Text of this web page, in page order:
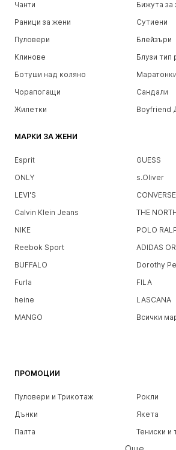
Чанти
Бижута за
Раници за жени
Сутиени
Пуловери
Блейзъри
Клинове
Блузи тип
Ботуши над коляно
Чорапогащи
Сандали
Жилетки
Boyfriend
МАРКИ ЗА ЖЕНИ
Esprit
GUESS
ONLY
s.Oliver
LEVI'S
CONVERSE
Calvin Klein Jeans
THE
NIKE
POLO
Reebok Sport
ADIDAS
BUFFALO
Dorothy
Furla
FILA
heine
LASCANA
MANGO
Всички
ПРОМОЦИИ
Пуловери и Трикотаж
Рокли
Дънки
Якета
Палта
Тениски и